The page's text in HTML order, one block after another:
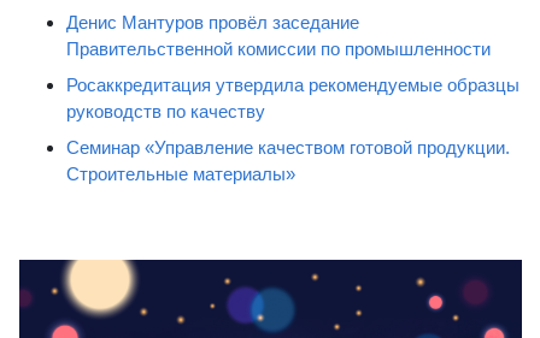
Денис Мантуров провёл заседание
Правительственной комиссии по промышленности
Росаккредитация утвердила рекомендуемые образцы
руководств по качеству
Семинар «Управление качеством готовой продукции.
Строительные материалы»